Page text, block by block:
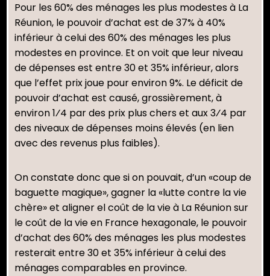
Pour les 60% des ménages les plus modestes à La
Réunion, le pouvoir d’achat est de 37% à 40%
inférieur à celui des 60% des ménages les plus
modestes en province. Et on voit que leur niveau
de dépenses est entre 30 et 35% inférieur, alors
que l’effet prix joue pour environ 9%. Le déficit de
pouvoir d’achat est causé, grossièrement, à
environ 1⁄4 par des prix plus chers et aux 3⁄4 par
des niveaux de dépenses moins élevés (en lien
avec des revenus plus faibles).
On constate donc que si on pouvait, d’un «coup de
baguette magique», gagner la «lutte contre la vie
chère» et aligner el coût de la vie à La Réunion sur
le coût de la vie en France hexagonale, le pouvoir
d’achat des 60% des ménages les plus modestes
resterait entre 30 et 35% inférieur à celui des
ménages comparables en province.